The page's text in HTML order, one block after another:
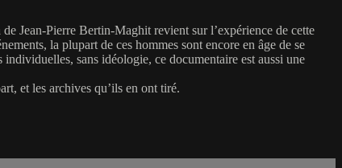
Jean-Pierre Bertin-Maghit revient sur l’expérience de cette
la plupart de ces hommes sont encore en âge de se
sans idéologie, ce documentaire est aussi une
et les archives qu’ils en ont tiré.